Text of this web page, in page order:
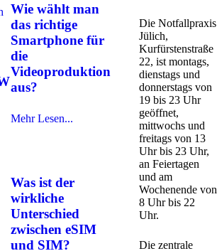
Wie wählt man
das richtige
Smartphone für
die
Videoproduktion
aus?
Mehr Lesen...
Was ist der
wirkliche
Unterschied
zwischen eSIM
und SIM?
Die Notfallpraxis
Jülich,
Kurfürstenstraße
22, ist montags,
dienstags und
donnerstags von
19 bis 23 Uhr
geöffnet,
mittwochs und
freitags von 13
Uhr bis 23 Uhr,
an Feiertagen
und am
Wochenende von
8 Uhr bis 22
Uhr.
Die zentrale